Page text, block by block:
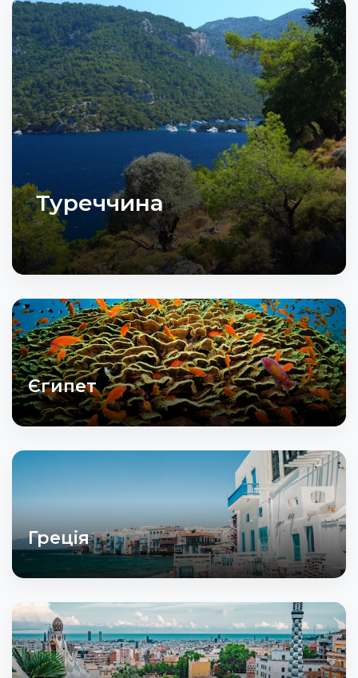
Туреччина
Єгипет
Греція